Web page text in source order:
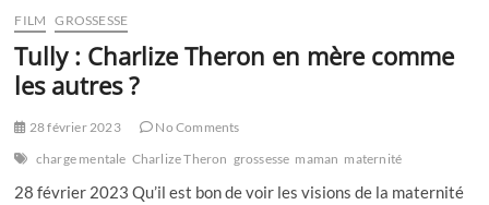
FILM GROSSESSE
Tully : Charlize Theron en mère comme
les autres ?
28 février 2023
No Comments
charge mentale Charlize Theron grossesse maman maternité
28 février 2023 Qu’il est bon de voir les visions de la maternité